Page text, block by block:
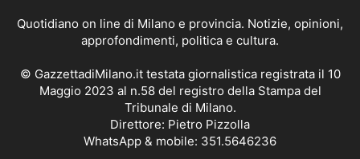
Quotidiano on line di Milano e provincia. Notizie, opinioni,
approfondimenti, politica e cultura.
© GazzettadiMilano.it testata giornalistica registrata il 10
Maggio 2023 al n.58 del registro della Stampa del
Tribunale di Milano.
Direttore: Pietro Pizzolla
WhatsApp & mobile: 351.5646236